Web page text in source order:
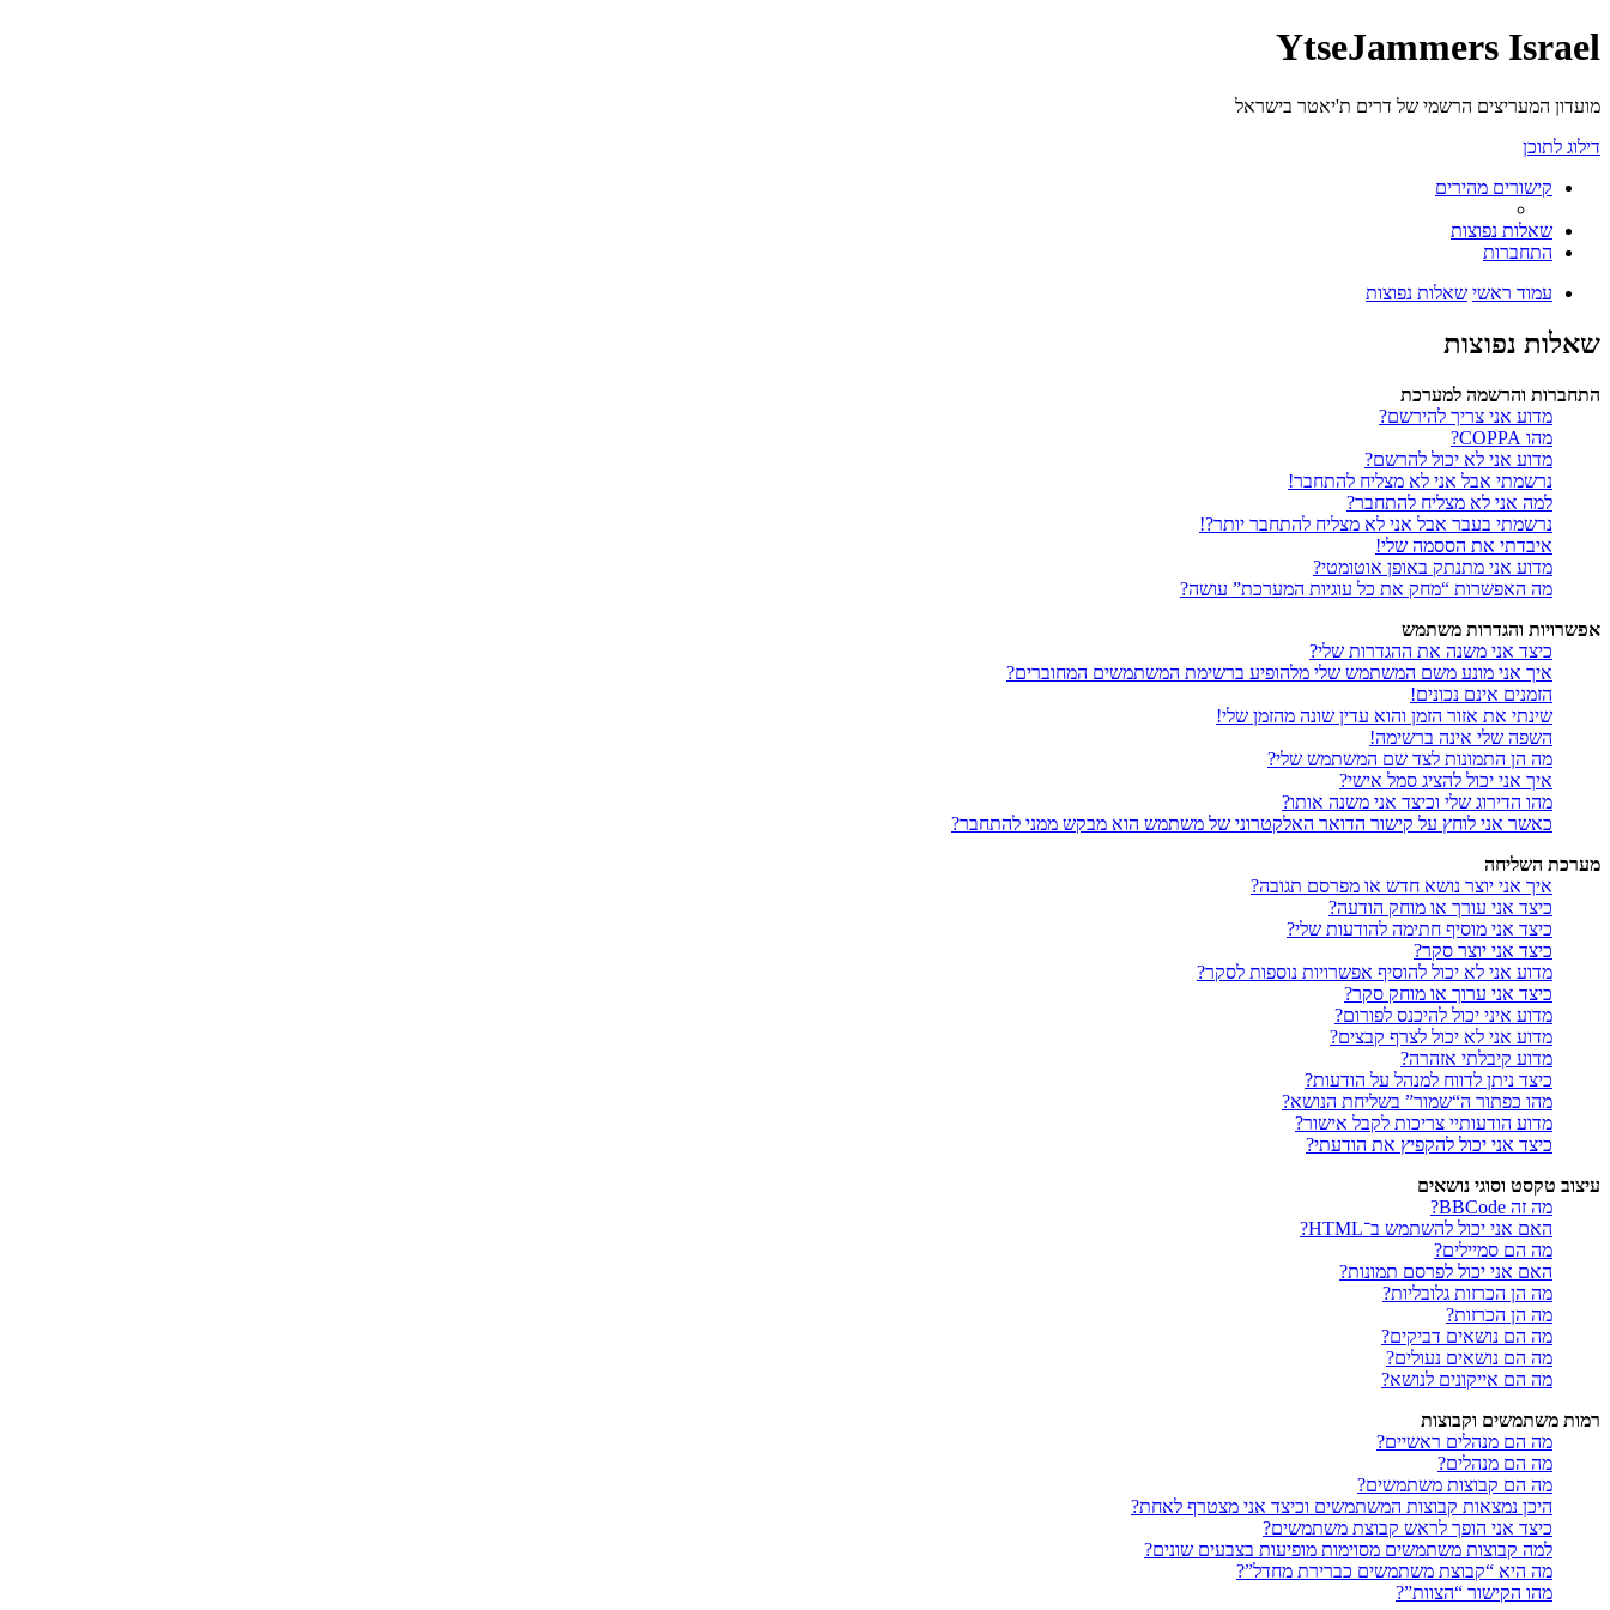
YtseJammers Israel
מועדון המעריצים הרשמי של דרים ת'יאטר בישראל
דילוג לתוכן
קישורים מהירים
שאלות נפוצות
התחברות
עמוד ראשי שאלות נפוצות
שאלות נפוצות
התחברות והרשמה למערכת
מדוע אני צריך להירשם?
מהו COPPA?
מדוע אני לא יכול להרשם?
נרשמתי אבל אני לא מצליח להתחבר!
למה אני לא מצליח להתחבר?
נרשמתי בעבר אבל אני לא מצליח להתחבר יותר?!
איבדתי את הססמה שלי!
מדוע אני מתנתק באופן אוטומטי?
מה האפשרות “מחק את כל עוגיות המערכת” עושה?
אפשרויות והגדרות משתמש
כיצד אני משנה את ההגדרות שלי?
איך אני מונע משם המשתמש שלי מלהופיע ברשימת המשתמשים המחוברים?
הזמנים אינם נכונים!
שינתי את אזור הזמן והוא עדין שונה מהזמן שלי!
השפה שלי אינה ברשימה!
מה הן התמונות לצד שם המשתמש שלי?
איך אני יכול להציג סמל אישי?
מהו הדירוג שלי וכיצד אני משנה אותו?
כאשר אני לוחץ על קישור הדואר האלקטרוני של משתמש הוא מבקש ממני להתחבר?
מערכת השליחה
איך אני יוצר נושא חדש או מפרסם תגובה?
כיצד אני עורך או מוחק הודעה?
כיצד אני מוסיף חתימה להודעות שלי?
כיצד אני יוצר סקר?
מדוע אני לא יכול להוסיף אפשרויות נוספות לסקר?
כיצד אני ערוך או מוחק סקר?
מדוע איני יכול להיכנס לפורום?
מדוע אני לא יכול לצרף קבצים?
מדוע קיבלתי אזהרה?
כיצד ניתן לדווח למנהל על הודעות?
מהו כפתור ה“שמור” בשליחת הנושא?
מדוע הודעותיי צריכות לקבל אישור?
כיצד אני יכול להקפיץ את הודעתי?
עיצוב טקסט וסוגי נושאים
מה זה BBCode?
האם אני יכול להשתמש ב־HTML?
מה הם סמיילים?
האם אני יכול לפרסם תמונות?
מה הן הכרזות גלובליות?
מה הן הכרזות?
מה הם נושאים דביקים?
מה הם נושאים נעולים?
מה הם אייקונים לנושא?
רמות משתמשים וקבוצות
מה הם מנהלים ראשיים?
מה הם מנהלים?
מה הם קבוצות משתמשים?
היכן נמצאות קבוצות המשתמשים וכיצד אני מצטרף לאחת?
כיצד אני הופך לראש קבוצת משתמשים?
למה קבוצות משתמשים מסוימות מופיעות בצבעים שונים?
מה היא “קבוצת משתמשים כברירת מחדל”?
מהו הקישור “הצוות”?